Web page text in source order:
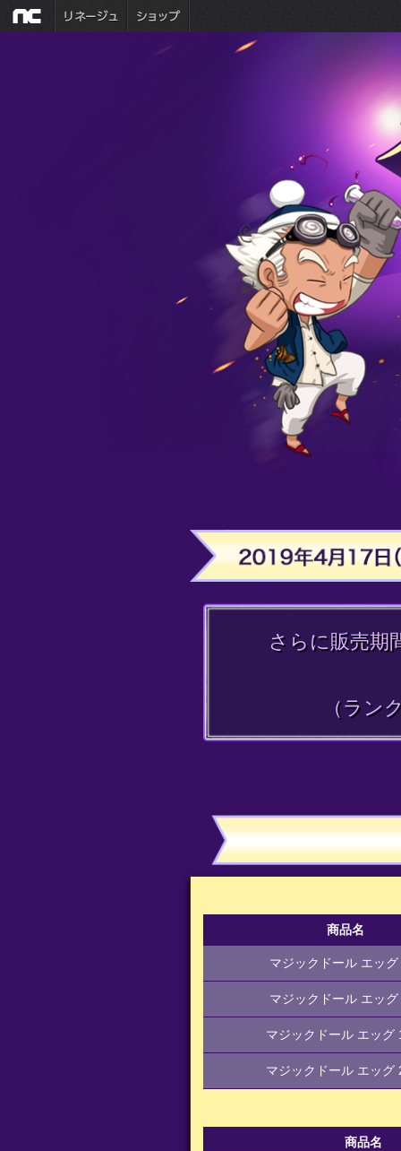
さらに販売期
（ラン
商品名
マジックドール エッ
マジックドール エッ
マジックドール エッグ
マジックドール エッグ
商品名